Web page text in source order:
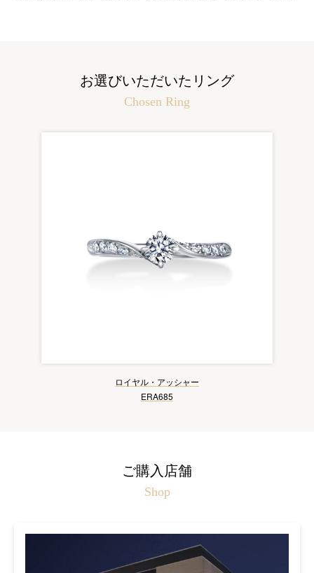
お選びいただいたリング
Chosen Ring
ロイヤル・アッシャー
ERA685
ご購入店舗
Shop